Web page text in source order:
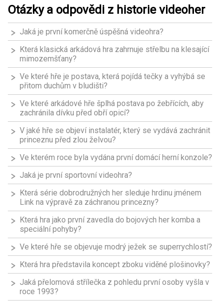
Otázky a odpovědi z historie videoher
Jaká je první komerčně úspěšná videohra?
Která klasická arkádová hra zahrnuje střelbu na klesající
mimozemšťany?
Ve které hře je postava, která pojídá tečky a vyhýbá se
přitom duchům v bludišti?
Ve které arkádové hře šplhá postava po žebřících, aby
zachránila dívku před obří opicí?
V jaké hře se objeví instalatér, který se vydává zachránit
princeznu před zlou želvou?
Ve kterém roce byla vydána první domácí herní konzole?
Jaká je první sportovní videohra?
Která série dobrodružných her sleduje hrdinu jménem
Link na výpravě za záchranou princezny?
Která hra jako první zavedla do bojových her komba a
speciální pohyby?
Ve které hře se objevuje modrý ježek se superrychlostí?
Která hra představila koncept zboku viděné plošinovky?
Jaká přelomová střílečka z pohledu první osoby vyšla v
roce 1993?